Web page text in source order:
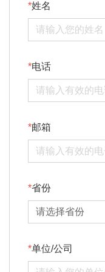
姓名
电话
邮箱
省份
单位/公司